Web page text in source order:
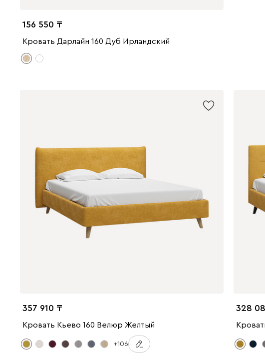
156 550
Кровать Дарлайн 160 Дуб Ирландский
357 910
Кровать Кьево 160 Велюр Желтый
+106
328